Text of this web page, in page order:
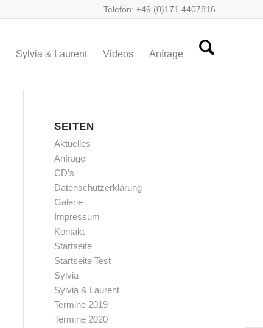
Telefon: +49 (0)171 4407816
Sylvia & Laurent Videos Anfrage
SEITEN
Aktuelles
Anfrage
CD’s
Datenschutzerklärung
Galerie
Impressum
Kontakt
Startseite
Startseite Test
Sylvia
Sylvia & Laurent
Termine 2019
Termine 2020